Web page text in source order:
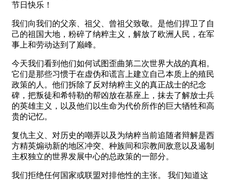
节日快乐！
我们向我们的父亲、祖父、曾祖父致敬。是他们捍卫了自
己的祖国大地，粉碎了纳粹主义，解放了欧洲人民，在军
事上和劳动达到了巅峰。
今天我们看到他们如何试图歪曲第二次世界大战的真相。
它们是那些习惯于在虚伪和谎言上建立自己本质上的殖民
政策的人。他们拆除了反对纳粹主义的真正战士的纪念
碑，把叛徒和希特勒的帮凶放在基座上，抹去了解放士兵
的英雄主义，以及他们以生命为代价所作的巨大牺牲和高
贵的记忆。
复仇主义、对历史的嘲弄以及为纳粹当前追随者辩解是西
方精英煽动新的地区冲突、种族间和宗教间敌意以及遏制
主权独立的世界发展中心的总政策的一部分。
我们拒绝任何国家或联盟对排他性的主张。 我们知道这